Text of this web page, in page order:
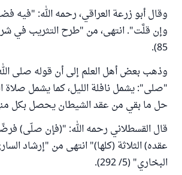
وقال أبو زرعة العراقي، رحمه الله: "فيه
85).
وذهب بعض أهل العلم إلى أن قوله صلى
"صلى": يشمل نافلة الليل، كما يشمل صلاة
حل ما بقي من عقد الشيطان يحصل بكل
قال القسطلاني رحمه الله: "(فإن صلّى)
عقده) الثلاثة (كلها)" انتهى من "إرشاد
البخاري" (5/ 292).